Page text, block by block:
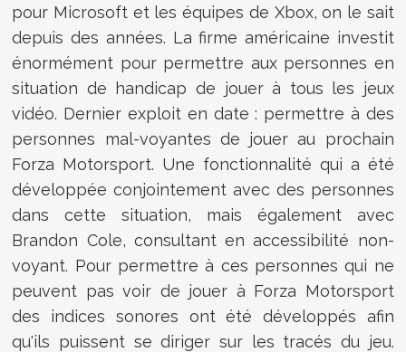
pour Microsoft et les équipes de Xbox, on le sait
depuis des années. La firme américaine investit
énormément pour permettre aux personnes en
situation de handicap de jouer à tous les jeux
vidéo. Dernier exploit en date : permettre à des
personnes mal-voyantes de jouer au prochain
Forza Motorsport. Une fonctionnalité qui a été
développée conjointement avec des personnes
dans cette situation, mais également avec
Brandon Cole, consultant en accessibilité non-
voyant. Pour permettre à ces personnes qui ne
peuvent pas voir de jouer à Forza Motorsport
des indices sonores ont été développés afin
qu'ils puissent se diriger sur les tracés du jeu.